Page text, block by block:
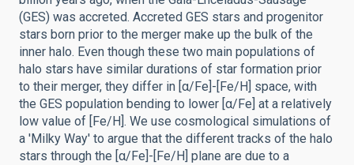
(GES) was accreted. Accreted GES stars and progenitor
stars born prior to the merger make up the bulk of the
inner halo. Even though these two main populations of
halo stars have similar durations of star formation prior
to their merger, they differ in [α/Fe]-[Fe/H] space, with
the GES population bending to lower [α/Fe] at a relatively
low value of [Fe/H]. We use cosmological simulations of
a 'Milky Way' to argue that the different tracks of the halo
stars through the [α/Fe]-[Fe/H] plane are due to a